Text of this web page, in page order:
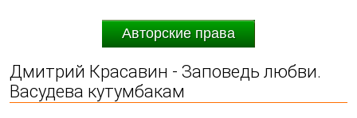
Авторские права
Дмитрий Красавин - Заповедь любви.
Васудева кутумбакам